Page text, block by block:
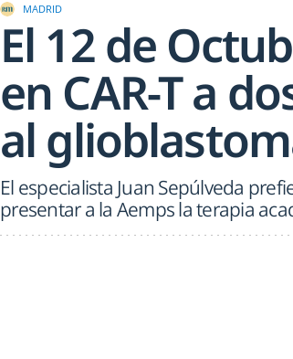
MADRID
El 12 de
en CAR-T a
al
El especialista Juan Sepúlveda
presentar a la Aemps la terapia